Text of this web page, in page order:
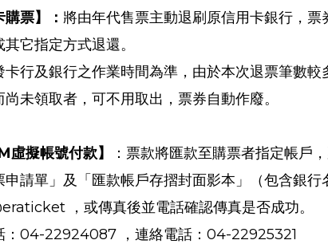
購票】： 將由年代售票主動退刷原信用卡銀行，票
它指定方式退還。
行及銀行之作業時間為準，由於本次退票筆數較
未領取者，可不用取出，票券自動作廢。
虛擬帳號付款】
：票款將匯款至購票者指定帳戶
申請單」及「匯款帳戶存摺封面影本」（包含銀
，或傳真後並電話確認傳真是否成功。
04-22924087 ，連絡電話： 04-22925321